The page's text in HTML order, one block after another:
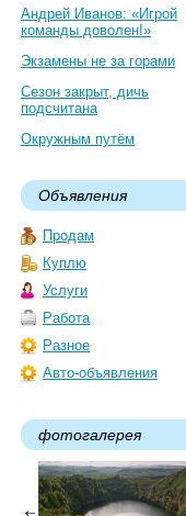
Андрей Иванов: «Игрой
команды доволен!»
Экзамены не за горами
Сезон закрыт, дичь
подсчитана
Окружным путём
Объявления
Продам
Куплю
Услуги
Работа
Разное
Авто-объявления
фотогалерея